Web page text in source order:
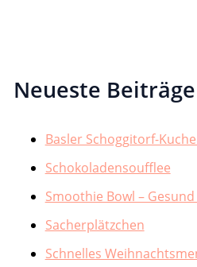
Neueste Beiträge
Basler Schoggitorf-
Schokoladensoufflee
Smoothie Bowl –
Sacherplätzchen
Schnelles